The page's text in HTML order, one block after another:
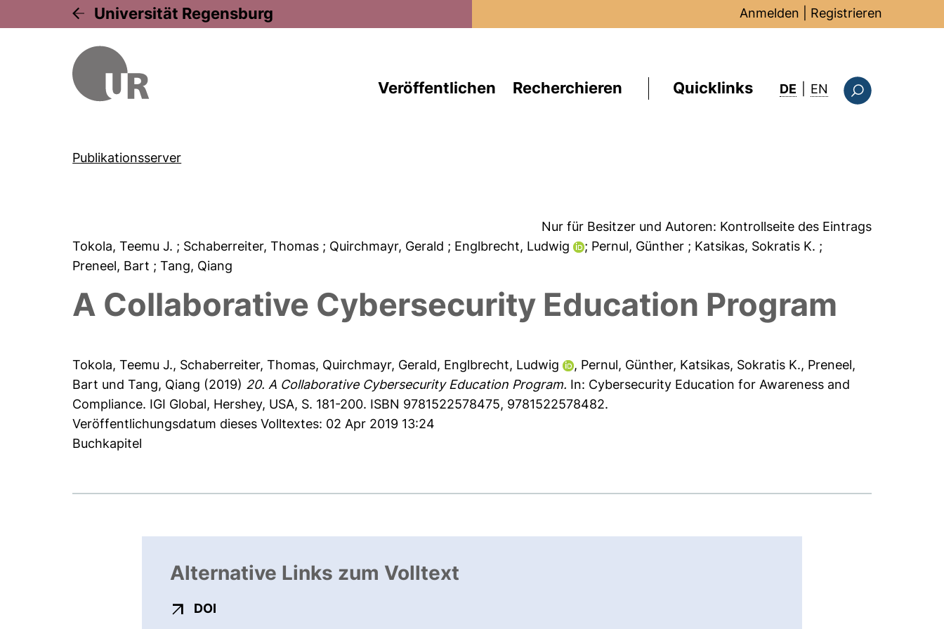
Universität Regensburg Anmelden Registrieren
Veröffentlichen Recherchieren Quicklinks DE EN : this page in
Publikationsserver
Nur für Besitzer und Autoren: Kontrollseite des Eintrags
Tokola, Teemu J. ; Schaberreiter, Thomas ; Quirchmayr, Gerald ; Englbrecht, Ludwig ; Pernul, Günther ; Katsikas, Sokratis K. ;
Preneel, Bart ; Tang, Qiang
A Collaborative Cybersecurity Education Program
Tokola, Teemu J., Schaberreiter, Thomas, Quirchmayr, Gerald, Englbrecht, Ludwig , Pernul, Günther, Katsikas, Sokratis K., Preneel,
Bart undTang, Qiang (2019) 20. A Collaborative Cybersecurity Education Program. In: Cybersecurity Education for Awareness and
Compliance. IGI Global, Hershey, USA, S. 181-200. ISBN 9781522578475, 9781522578482.
Veröffentlichungsdatum dieses Volltextes: 02 Apr 2019 13:24
Buchkapitel
Alternative Links zum Volltext
DOI